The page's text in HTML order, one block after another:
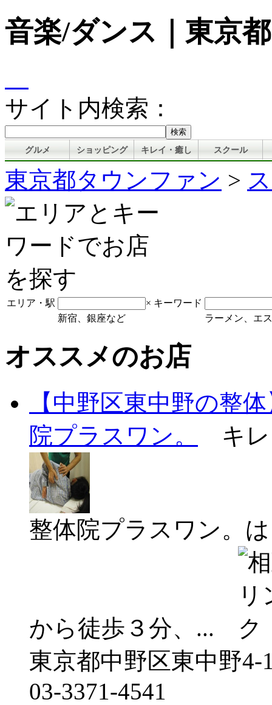
音楽/ダンス｜東京
サイト内検索：
グルメ ショッピング キレイ・癒し スクール
東京都タウンファン >
エリア・駅 × キーワード
新宿、銀座など
ラーメン、エ
オススメのお店
【中野区東中野の整
院プラスワン。
キレ
整体院プラスワン。
から徒歩３分、...
東京都中野区東中野4-
03-3371-4541